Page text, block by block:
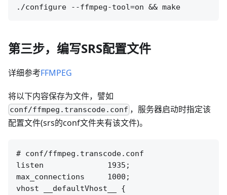
第三步，编写SRS配置文件
详细参考FFMPEG
将以下内容保存为文件，譬如
conf/ffmpeg.transcode.conf ，服务器启动时指定该
配置文件(srs的conf文件夹有该文件)。
# conf/ffmpeg.transcode.conf
listen              1935;
max_connections     1000;
vhost __defaultVhost__ {